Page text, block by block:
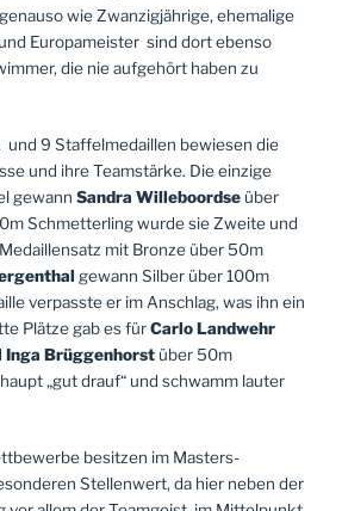
wie Zwanzigjährige, ehemalige
Europameister sind dort ebenso
die nie aufgehört haben zu
und 9 Staffelmedaillen bewiesen die
und ihre Teamstärke. Die einzige
gewann Sandra Willeboordse über
Schmetterling wurde sie Zweite und
mit Bronze über 50m
gewann Silber über 100m
verpasste er im Anschlag, was ihn ein
Plätze gab es fürCarlo Landwehr
Inga Brüggenhorst über 50m
„gut drauf“ und schwamm lauter
besitzen im Masters-
Stellenwert, da hier neben der